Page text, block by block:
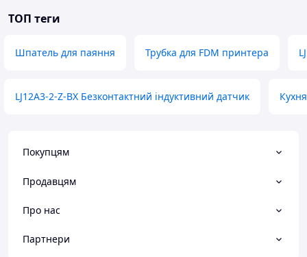
ТОП теги
Шпатель для паяння Трубка для FDM принтера
LJ12A3-2-Z-BX Безконтактний індуктивний датчик
Покупцям
Продавцям
Про нас
Партнери